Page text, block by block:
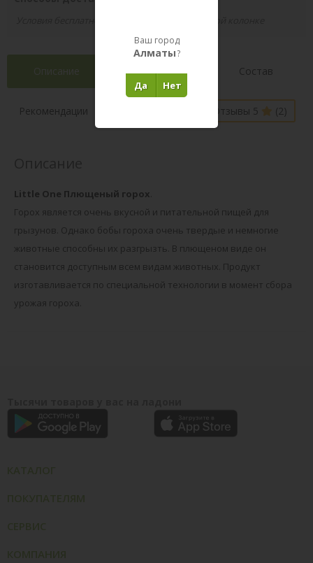
Описание Характеристики Состав
Рекомендации Отзывы 5 (2)
Little One Плющеный горох
Горох является очень вкусной и питательной пищей для
грызунов. Однако бобы гороха очень твердые и немногие
животные способны их разгрызть. В плющеном виде он
становится доступным всем видам животных. Продукт
изготавливается по специальной технологии в момент сбора
урожая гороха.
Ваш город
Алматы?
Нет
Да